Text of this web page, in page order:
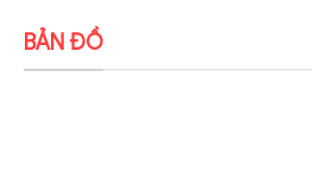
BẢN ĐỒ